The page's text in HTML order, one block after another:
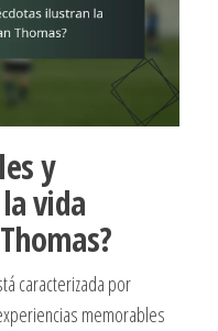
y
vida
caracterizada por
memorables